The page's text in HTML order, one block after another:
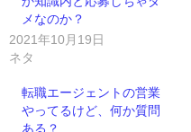
メなのか？
2021年10月19日
ネタ
転職エージェントの営業
やってるけど、何か質問
ある？